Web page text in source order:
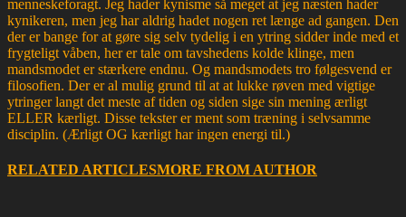
menneskeforagt. Jeg hader kynisme så meget at jeg næsten hader
kynikeren, men jeg har aldrig hadet nogen ret længe ad gangen. Den
der er bange for at gøre sig selv tydelig i en ytring sidder inde med et
frygteligt våben, her er tale om tavshedens kolde klinge, men
mandsmodet er stærkere endnu. Og mandsmodets tro følgesvend er
filosofien. Der er al mulig grund til at at lukke røven med vigtige
ytringer langt det meste af tiden og siden sige sin mening ærligt
ELLER kærligt. Disse tekster er ment som træning i selvsamme
disciplin. (Ærligt OG kærligt har ingen energi til.)
RELATED ARTICLESMORE FROM AUTHOR